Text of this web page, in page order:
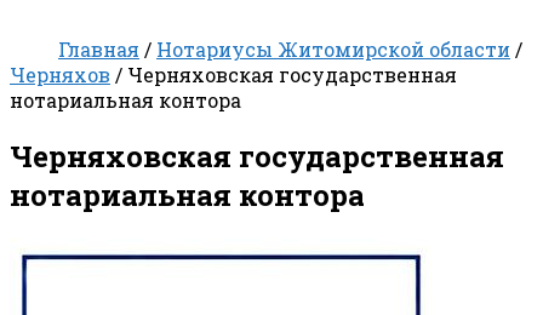
Главная / Нотариусы Житомирской области /
Черняхов / Черняховская государственная
нотариальная контора
Черняховская государственная
нотариальная контора